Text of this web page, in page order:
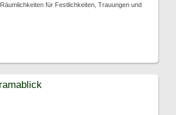
für Festlichkeiten, Trauungen und